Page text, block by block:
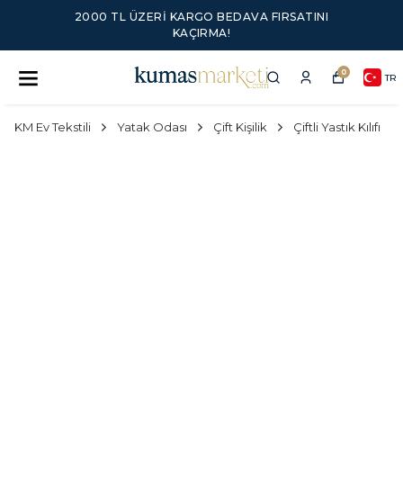
2000 TL ÜZERI KARGO BEDAVA FIRSATINI
KAÇIRMA!
0 TR
KM Ev Tekstili Yatak Odası Çift Kişilik Çiftli Yastık Kılıfı